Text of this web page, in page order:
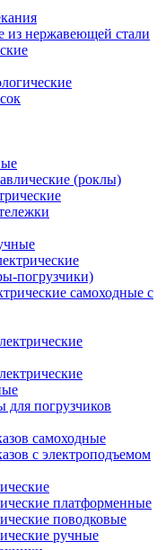
из нержавеющей стали
(роклы)
погрузчики)
самоходные с
для погрузчиков
самоходные
с электроподъемом
платформенные
поводковые
ручные